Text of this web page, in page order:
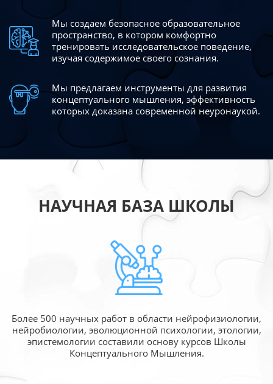
Мы создаем безопасное образовательное
пространство, в котором комфортно
тренировать исследовательское поведение,
изучая содержимое своего сознания.
Мы предлагаем инструменты для развития
концептуального мышления, эффективность
которых доказана современной неуронаукой.
НАУЧНАЯ БАЗА ШКОЛЫ
Более 500 научных работ в области нейрофизиологии,
нейробиологии, эволюционной психологии, этологии,
эпистемологии составили основу курсов Школы
Концептуального Мышления.